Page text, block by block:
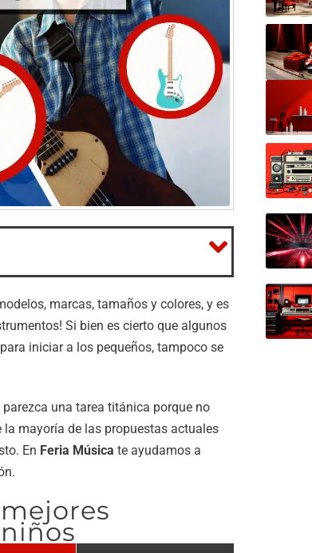
marcas, tamaños y colores, y es
Si bien es cierto que algunos
iniciar a los pequeños, tampoco se
parezca una tarea titánica porque no
mayoría de las propuestas actuales
En Feria Música te ayudamos a